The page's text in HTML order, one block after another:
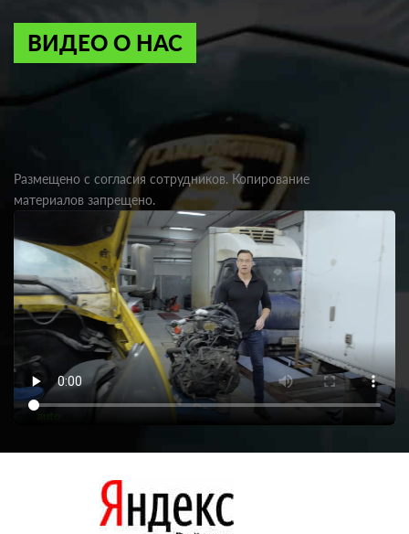
ВИДЕО О НАС
Размещено с согласия сотрудников. Копирование
материалов запрещено.